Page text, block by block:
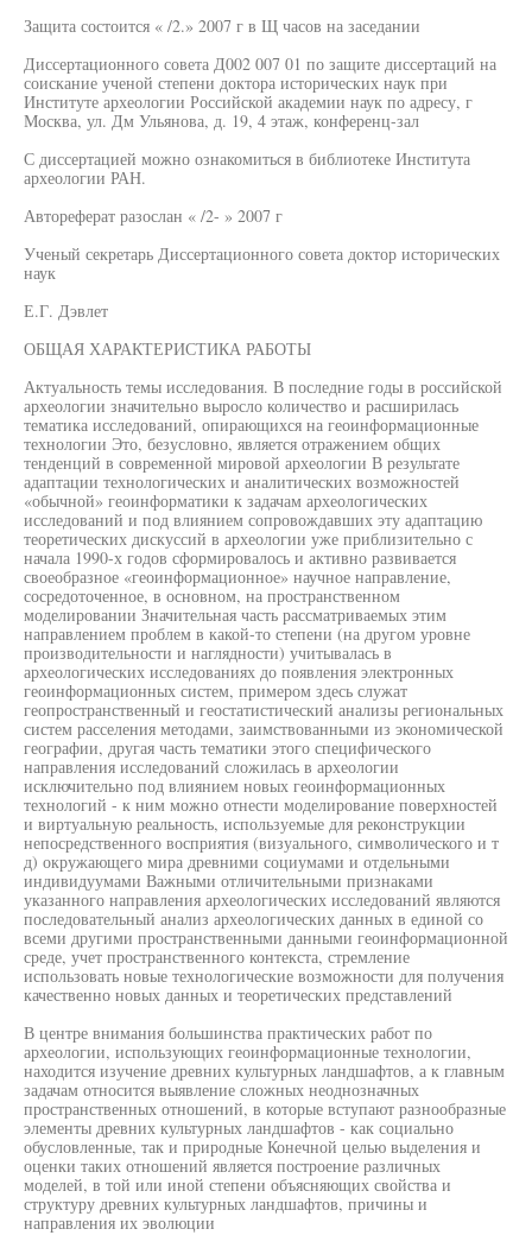
Защита состоится « /2.» 2007 г в Щ часов на заседании
Диссертационного совета Д002 007 01 по защите диссертаций на
соискание ученой степени доктора исторических наук при
Институте археологии Российской академии наук по адресу, г
Москва, ул. Дм Ульянова, д. 19, 4 этаж, конференц-зал
С диссертацией можно ознакомиться в библиотеке Института
археологии РАН.
Автореферат разослан « /2- » 2007 г
Ученый секретарь Диссертационного совета доктор исторических
наук
Е.Г. Дэвлет
ОБЩАЯ ХАРАКТЕРИСТИКА РАБОТЫ
Актуальность темы исследования. В последние годы в российской
археологии значительно выросло количество и расширилась
тематика исследований, опирающихся на геоинформационные
технологии Это, безусловно, является отражением общих
тенденций в современной мировой археологии В результате
адаптации технологических и аналитических возможностей
«обычной» геоинформатики к задачам археологических
исследований и под влиянием сопровождавших эту адаптацию
теоретических дискуссий в археологии уже приблизительно с
начала 1990-х годов сформировалось и активно развивается
своеобразное «геоинформационное» научное направление,
сосредоточенное, в основном, на пространственном
моделировании Значительная часть рассматриваемых этим
направлением проблем в какой-то степени (на другом уровне
производительности и наглядности) учитывалась в
археологических исследованиях до появления электронных
геоинформационных систем, примером здесь служат
геопространственный и геостатистический анализы региональных
систем расселения методами, заимствованными из экономической
географии, другая часть тематики этого специфического
направления исследований сложилась в археологии
исключительно под влиянием новых геоинформационных
технологий - к ним можно отнести моделирование поверхностей
и виртуальную реальность, используемые для реконструкции
непосредственного восприятия (визуального, символического и т
д) окружающего мира древними социумами и отдельными
индивидуумами Важными отличительными признаками
указанного направления археологических исследований являются
последовательный анализ археологических данных в единой со
всеми другими пространственными данными геоинформационной
среде, учет пространственного контекста, стремление
использовать новые технологические возможности для получения
качественно новых данных и теоретических представлений
В центре внимания большинства практических работ по
археологии, использующих геоинформационные технологии,
находится изучение древних культурных ландшафтов, а к главным
задачам относится выявление сложных неоднозначных
пространственных отношений, в которые вступают разнообразные
элементы древних культурных ландшафтов - как социально
обусловленные, так и природные Конечной целью выделения и
оценки таких отношений является построение различных
моделей, в той или иной степени объясняющих свойства и
структуру древних культурных ландшафтов, причины и
направления их эволюции